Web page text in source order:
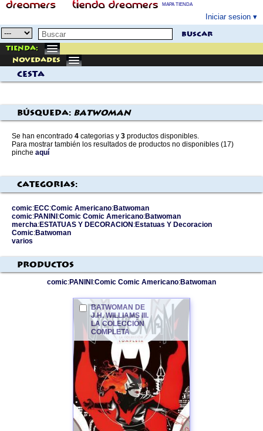
MAPA TIENDA
Iniciar sesion
buscar
Tienda:
Novedades
Cesta
Búsqueda: batwoman
Se han encontrado 4 categorias y 3 productos disponibles.
Para mostrar también los resultados de productos no disponibles (17)
pinche aquí
Categorias:
comic:ECC:Comic Americano:Batwoman
comic:PANINI:Comic Comic Americano:Batwoman
mercha:ESTATUAS Y DECORACION:Estatuas Y Decoracion
Comic:Batwoman
varios
Productos
comic:PANINI:Comic Comic Americano:Batwoman
BATWOMAN DE
J.H. WILLIAMS III.
LA COLECCIÓN
COMPLETA
BATWOMAN